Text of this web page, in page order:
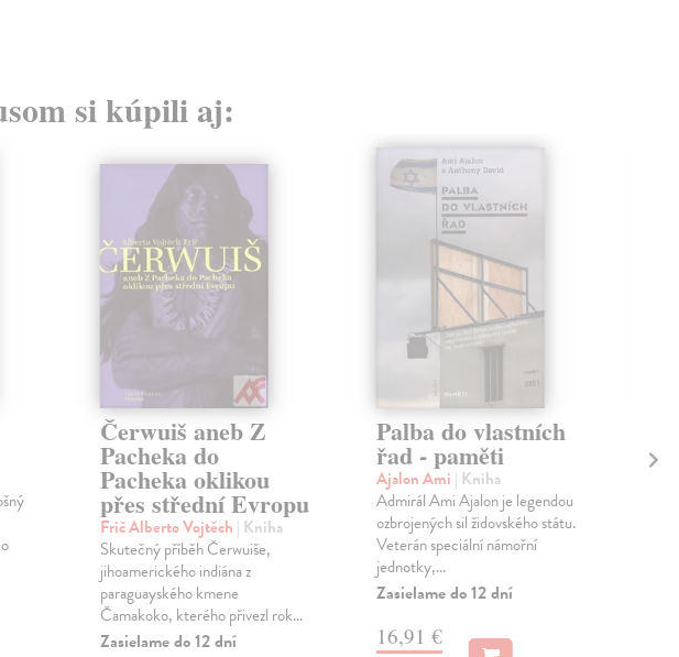
si kúpili aj:
Čerwuiš aneb Z
Pacheka do
Pacheka oklikou
přes střední Evropu
Frič Alberto Vojtěch | Kniha
Skutečný příběh Čerwuiše,
jihoamerického indiána z
paraguayského kmene
Čamakoko, kterého přivezl rok...
Zasielame do 12 dní
Palba do vlastních
řad - paměti
Ajalon Ami | Kniha
Admirál Ami Ajalon je legendou
ozbrojených sil židovského státu.
Veterán speciální námořní
jednotky,...
Zasielame do 12 dní
16,91 €